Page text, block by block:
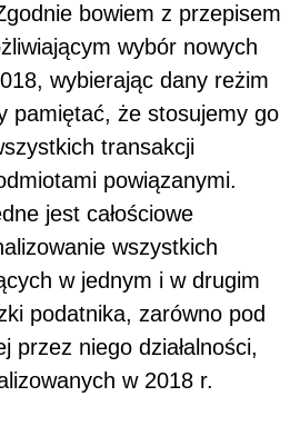
bowiem z przepisem
wybór nowych
wybierając dany reżim
pamiętać, że stosujemy go
transakcji
powiązanymi.
jest całościowe
wszystkich
w jednym i w drugim
podatnika, zarówno pod
przez niego działalności,
w 2018 r.